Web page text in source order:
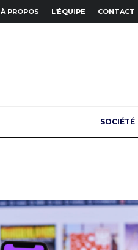
À PROPOS L’ÉQUIPE CONTACT
SOCIÉTÉ